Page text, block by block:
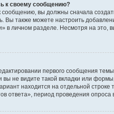
к своему сообщению?
сообщению, вы должны сначала
Вы также можете настроить
в личном разделе. Несмотря на
первого сообщения
вы не видите такой вкладки или
находится на отдельной строке
ответа», период проведения опроса